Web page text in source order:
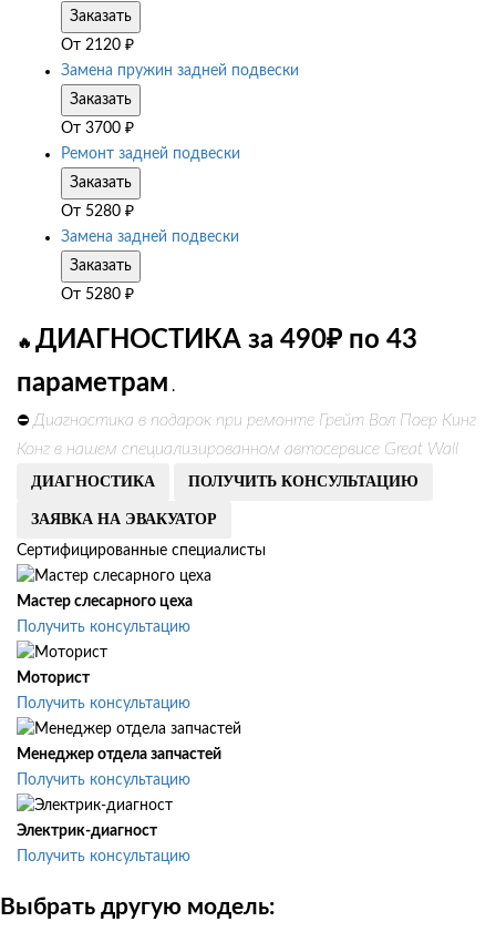
Заказать
От 2120 ₽
Замена пружин задней подвески
Заказать
От 3700 ₽
Ремонт задней подвески
Заказать
От 5280 ₽
Замена задней подвески
Заказать
От 5280 ₽
🔥 ДИАГНОСТИКА за 490₽ по 43
параметрам .
⛔ Диагностика в подарок при ремонте Грейт Вол Поер Кинг
Конг в нашем специализированном автосервисе Great Wall
ДИАГНОСТИКА ПОЛУЧИТЬ КОНСУЛЬТАЦИЮ
ЗАЯВКА НА ЭВАКУАТОР
Сертифицированные специалисты
Мастер слесарного цеха
Получить консультацию
Моторист
Получить консультацию
Менеджер отдела запчастей
Получить консультацию
Электрик-диагност
Получить консультацию
Выбрать другую модель: